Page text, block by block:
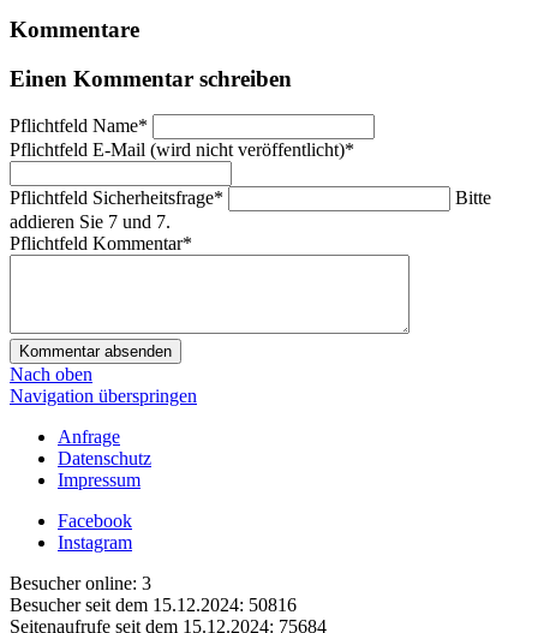
Kommentare
Einen Kommentar schreiben
Pflichtfeld Name*
Pflichtfeld E-Mail (wird nicht veröffentlicht)*
Pflichtfeld Sicherheitsfrage*
Bitte
addieren Sie 7 und 7.
Pflichtfeld Kommentar*
Kommentar absenden
Nach oben
Navigation überspringen
Anfrage
Datenschutz
Impressum
Facebook
Instagram
Besucher online: 3
Besucher seit dem 15.12.2024: 50816
Seitenaufrufe seit dem 15.12.2024: 75684